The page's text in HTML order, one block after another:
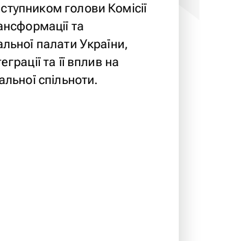
голови Комісії
та
палати України,
та її вплив на
спільноти.